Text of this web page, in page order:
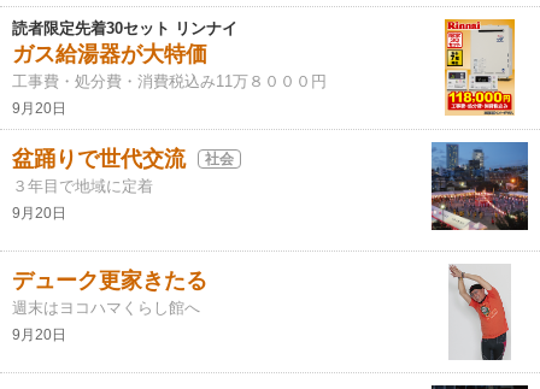
読者限定先着30セット リンナイ
ガス給湯器が大特価
工事費・処分費・消費税込み11万８０００円
9月20日
盆踊りで世代交流 社会
３年目で地域に定着
9月20日
デューク更家きたる
週末はヨコハマくらし館へ
9月20日